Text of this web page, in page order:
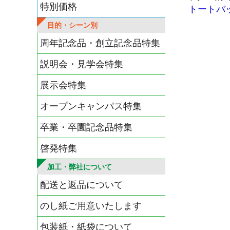
特別価格
目的・シーン別
周年記念品・創立記念品特集
説明会・見学会特集
展示会特集
オープンキャンパス特集
卒業・卒園記念品特集
啓発特集
加工・弊社について
配送と返品について
のし紙ご用意いたします
包装紙・紙袋について
トートバ